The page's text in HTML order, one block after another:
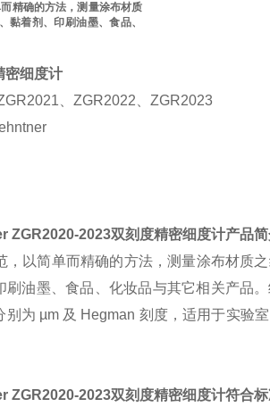
精确的方法，测量涂布材质
黏着剂、印刷油墨、食品、
密细度计
、ZGR2021、ZGR2022、
ZGR2020-2023双刻度精密细度计产品
，以简单而精确的方法，测量涂布材质
刷油墨、食品、化妆品与其它相关产品
别为 µm 及 Hegman 刻度，适用于实验
ZGR2020-2023双刻度精密细度计符合